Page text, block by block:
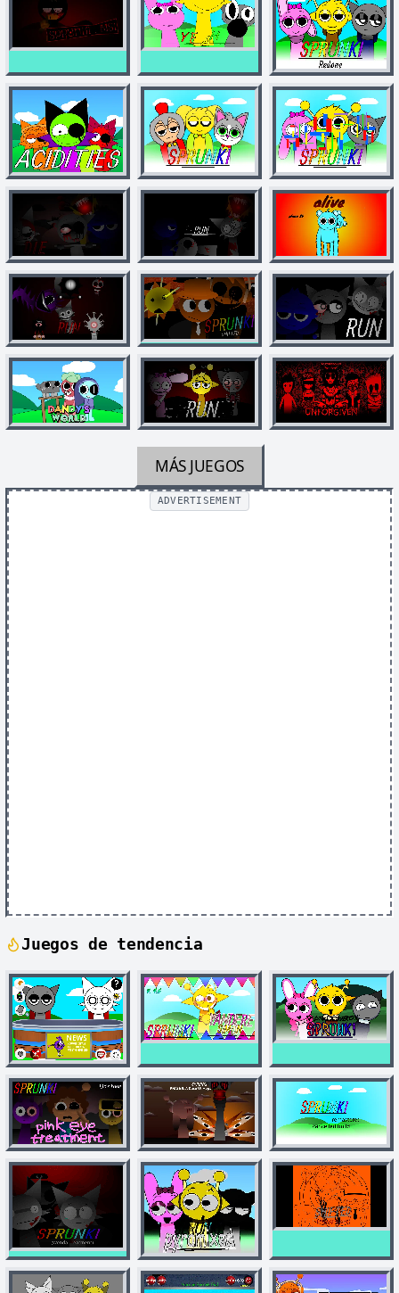
MÁS JUEGOS
ADVERTISEMENT
Juegos de tendencia